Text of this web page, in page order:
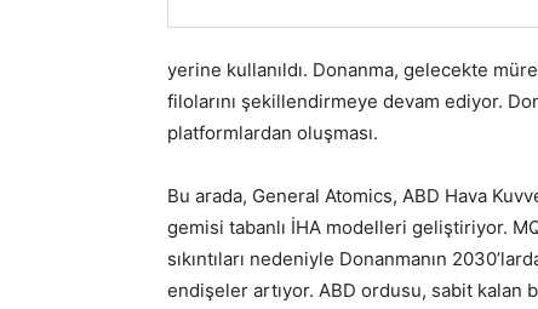
yerine kullanıldı. Donanma, gelecekte
filolarını şekillendirmeye devam ediyor.
platformlardan oluşması.
Bu arada, General Atomics, ABD Hava
gemisi tabanlı İHA modelleri geliştiriyor.
sıkıntıları nedeniyle Donanmanın
endişeler artıyor. ABD ordusu, sabit kalan